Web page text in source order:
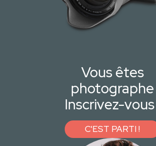
Vous êtes
photographe
Inscrivez-vous
C'EST PARTI !